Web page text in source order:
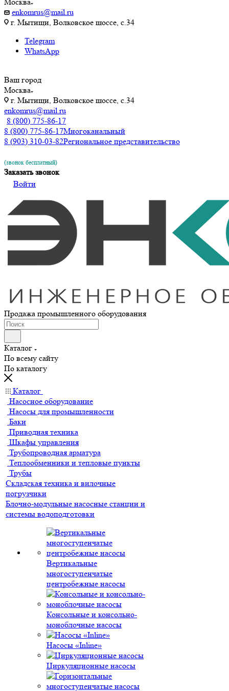
enkomrus@mail.ru
г. Мытищи, Волковское шоссе, с.34
Telegram
WhatsApp
Ваш город
Москва
г. Мытищи, Волковское шоссе, с.34
enkomrus@mail.ru
8 (800) 775-86-17
8 (800) 775-86-17Многоканальный
8 (903) 310-03-82Региональное представительство
(звонок бесплатный)
Заказать звонок
Войти
Продажа промышленного оборудования
Каталог
По всему сайту
По каталогу
Каталог
Насосное оборудование
Насосы для промышленности
Баки
Приводная техника
Шкафы управления
Трубопроводная арматура
Теплообменники и тепловые пункты
Трубы
Складская техника и вилочные
погрузчики
Блочно-модульные насосные станции и
системы водоподготовки
Вертикальные
многоступенчатые
центробежные насосы
Консольные и консольно-
моноблочные насосы
Насосы «Inline»
Циркуляционные насосы